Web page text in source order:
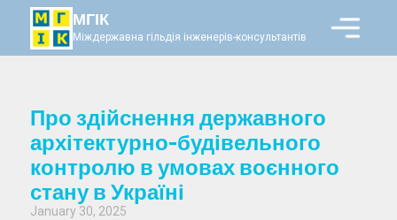
МГІК
Міждержавна гільдія інженерів-консультантів
Про здійснення державного
архітектурно-будівельного
контролю в умовах воєнного
стану в Україні
January 30, 2025